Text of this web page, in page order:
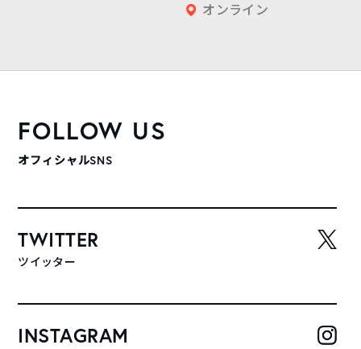
オンライン
FOLLOW US
オフィシャルSNS
TWITTER
ツイッター
INSTAGRAM